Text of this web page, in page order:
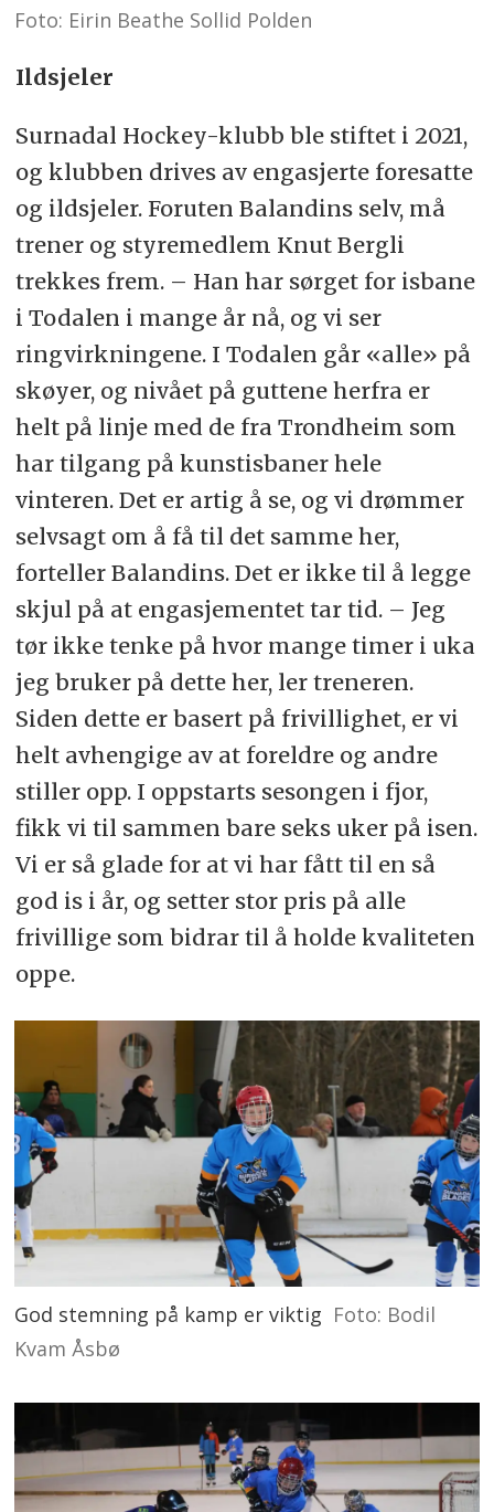
Foto: Eirin Beathe Sollid Polden
Ildsjeler
Surnadal Hockey-klubb ble stiftet i 2021,
og klubben drives av engasjerte foresatte
og ildsjeler. Foruten Balandins selv, må
trener og styremedlem Knut Bergli
trekkes frem. – Han har sørget for isbane
i Todalen i mange år nå, og vi ser
ringvirkningene. I Todalen går «alle» på
skøyer, og nivået på guttene herfra er
helt på linje med de fra Trondheim som
har tilgang på kunstisbaner hele
vinteren. Det er artig å se, og vi drømmer
selvsagt om å få til det samme her,
forteller Balandins. Det er ikke til å legge
skjul på at engasjementet tar tid. – Jeg
tør ikke tenke på hvor mange timer i uka
jeg bruker på dette her, ler treneren.
Siden dette er basert på frivillighet, er vi
helt avhengige av at foreldre og andre
stiller opp. I oppstarts sesongen i fjor,
fikk vi til sammen bare seks uker på isen.
Vi er så glade for at vi har fått til en så
god is i år, og setter stor pris på alle
frivillige som bidrar til å holde kvaliteten
oppe.
God stemning på kamp er viktig Foto: Bodil
Kvam Åsbø